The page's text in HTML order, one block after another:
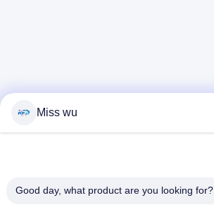
Miss wu
Good day, what product are you looking for?